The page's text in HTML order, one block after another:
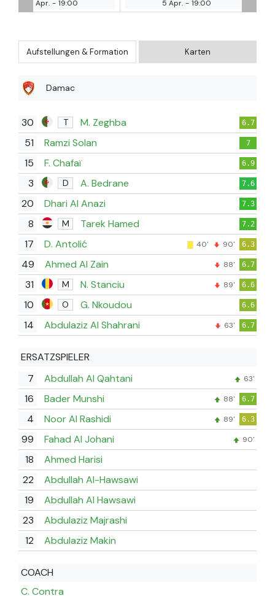
5 Apr. 5 Apr.
Aufstellungen & Formation Karten
Damac
30 T M. Zeghba 6.7
51 Ramzi Solan 7
15 F. Chafaï 6.9
3 D A. Bedrane 7.6
20 Dhari Al Anazi 7.3
8 M Tarek Hamed 7.2
17 D. Antolić 40' 90' 6.3
49 Ahmed Al Zain 88' 6.7
31 M N. Stanciu 89' 6.6
10 O G. Nkoudou 6.6
14 Abdulaziz Al Shahrani 63' 6.7
ERSATZSPIELER
7
Abdullah Al Qahtani 63'
16 Bader Munshi 88' 6.7
4 Noor Al Rashidi 89' 6.3
99 Fahad Al Johani 90'
18
Ahmed Harisi
22
Abdullah Al-Hawsawi
19
Abdullah Al Hawsawi
23
Abdulaziz Majrashi
12
Abdulaziz Makin
COACH
C. Contra